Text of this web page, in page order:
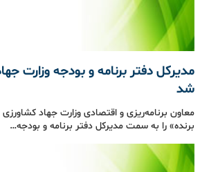
مدیرکل دفتر برنامه و بودجه وزارت
شد
معاون برنامه‌ریزی و اقتصادی وزارت جهاد کشاورزی
برنده» را به سمت مدیرکل دفتر برنامه و بودجه…